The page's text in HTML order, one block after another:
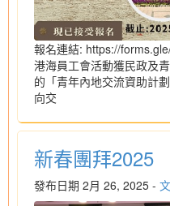
報名連結: https://
港海員工會活動獲民政及
的「青年內地交流資助計
向交
新春團拜2025
發布日期 2月 26, 2025 -